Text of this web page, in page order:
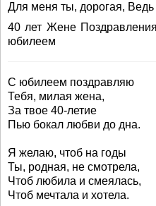
Для меня ты, дорогая,
40 лет Жене
юбилеем
С юбилеем поздравляю
Тебя, милая жена,
За твое 40-летие
Пью бокал любви до дна.
Я желаю, чтоб на годы
Ты, родная, не смотрела,
Чтоб любила и смеялась,
Чтоб мечтала и хотела.